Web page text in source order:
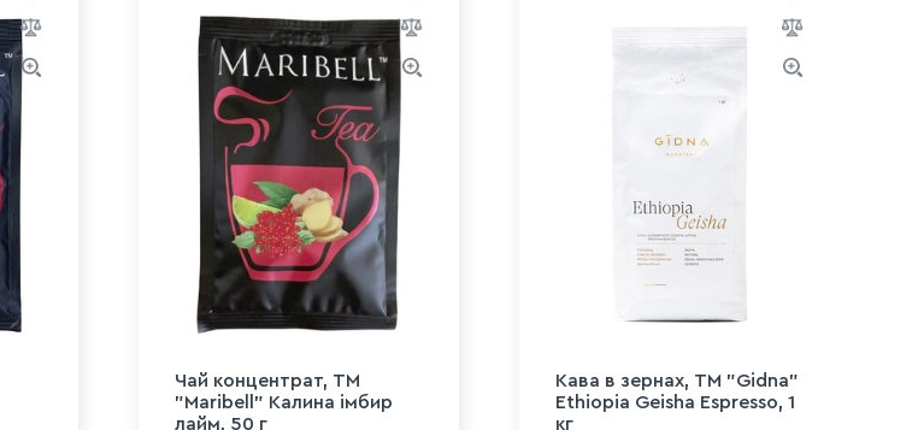
Чай концентрат, ТМ
"Maribell" Калина імбир
лайм, 50 г
Кава в зeрнах, TM "Gidna"
Ethiopia Geisha Espresso, 1
кг